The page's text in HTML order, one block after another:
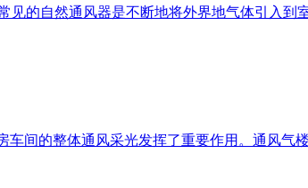
的自然通风器是不断地将外界地气体引入到
间的整体通风采光发挥了重要作用。通风气